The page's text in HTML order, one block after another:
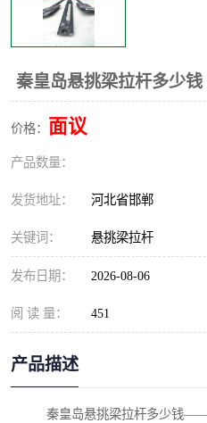
秦皇岛悬挑梁拉杆多少钱
价格： 面议
产品数量：
发货地址： 河北省邯郸
关键词： 悬挑梁拉杆
发布日期： 2026-08-06
阅 读 量： 451
产品描述
秦皇岛悬挑梁拉杆多少钱